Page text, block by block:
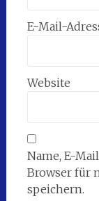
E-Mail-
Website
Name, E-
Browser für
speichern.